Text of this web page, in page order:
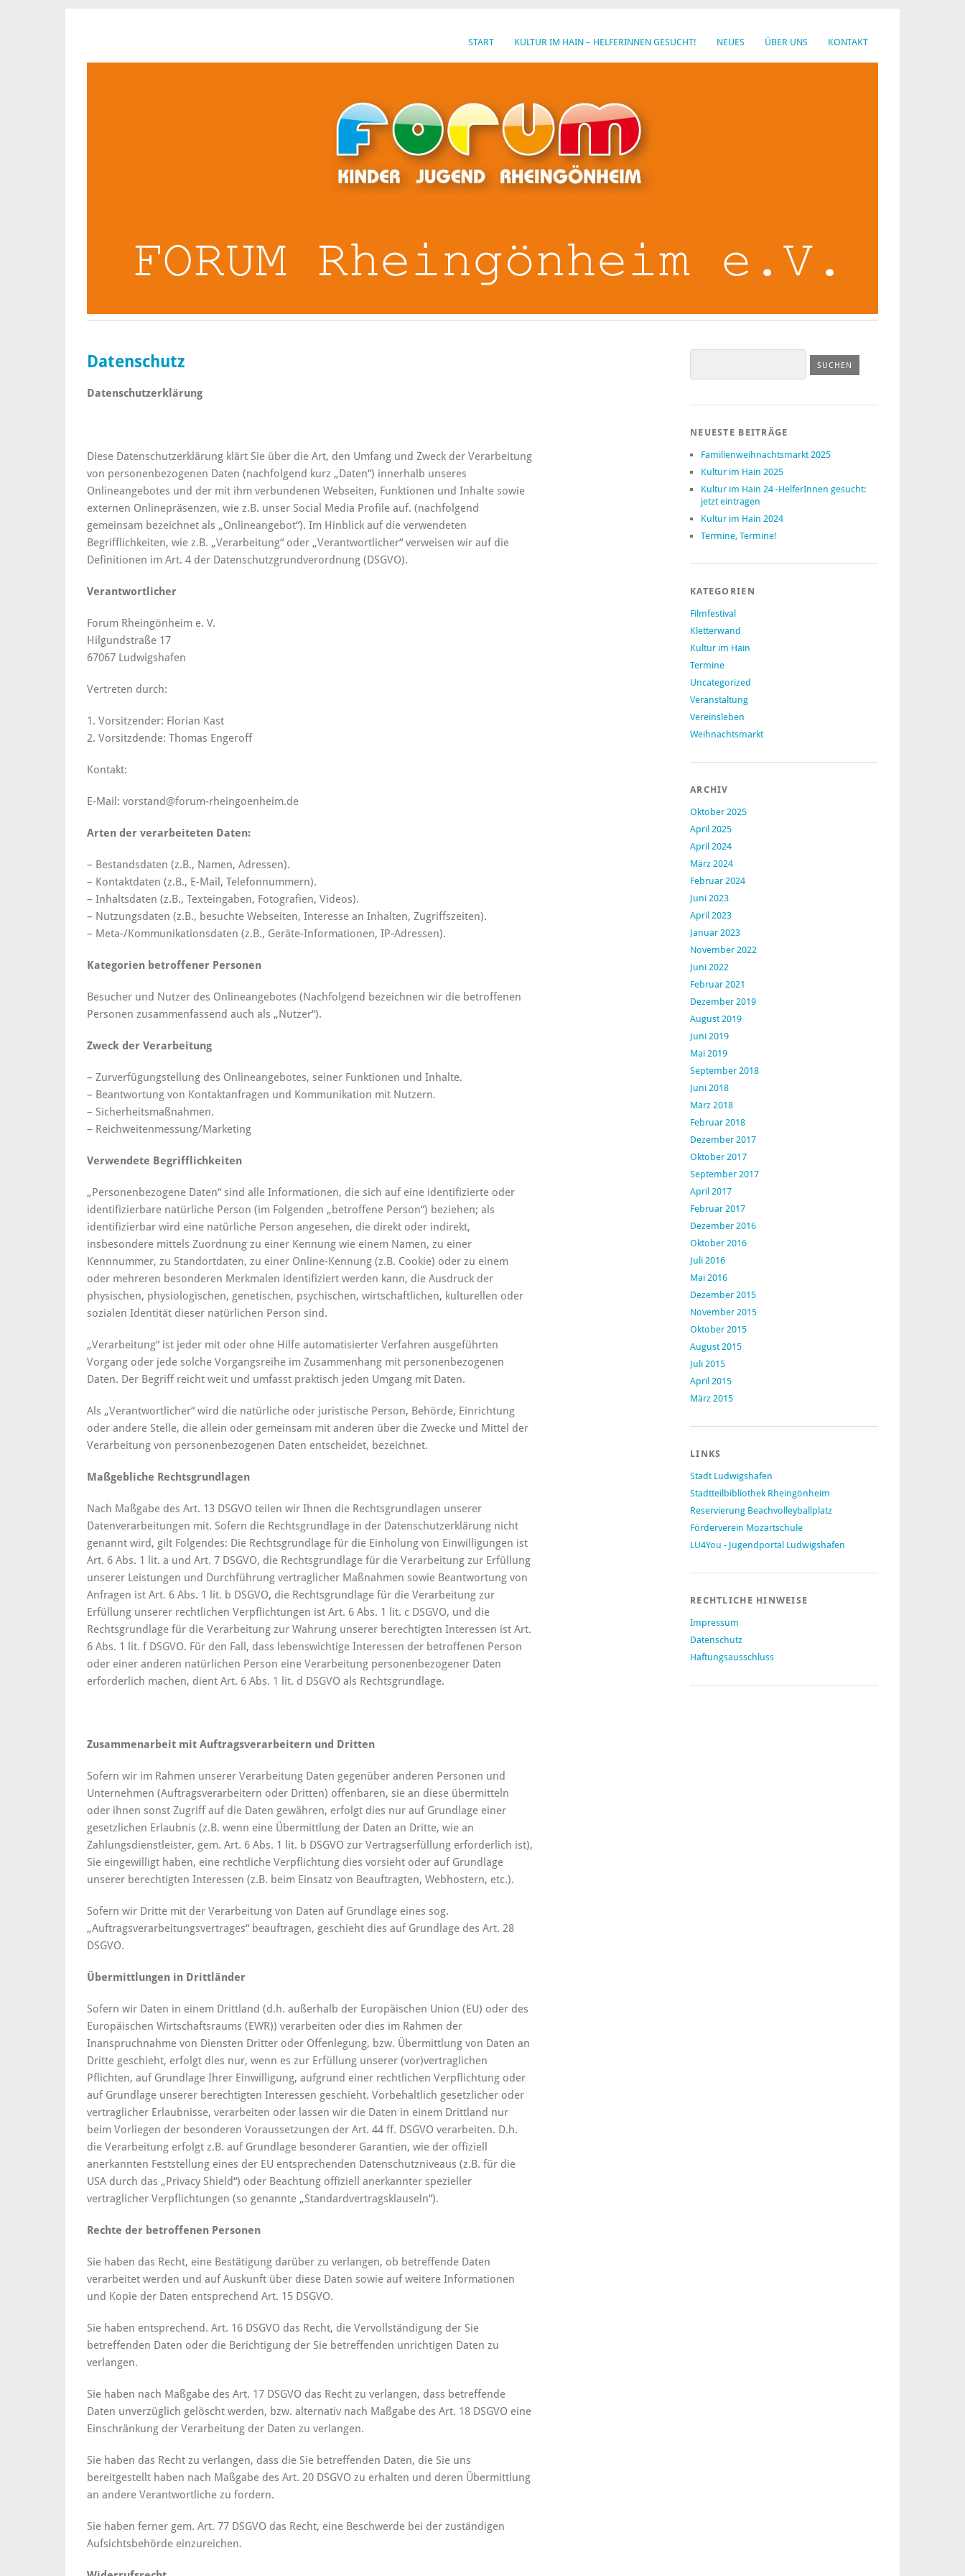
START KULTUR IM HAIN – HELFERINNEN GESUCHT! NEUES ÜBER UNS KONTAKT
Datenschutz
Datenschutzerklärung
Diese Datenschutzerklärung klärt Sie über die Art, den Umfang und Zweck der Verarbeitung
von personenbezogenen Daten (nachfolgend kurz „Daten“) innerhalb unseres
Onlineangebotes und der mit ihm verbundenen Webseiten, Funktionen und Inhalte sowie
externen Onlinepräsenzen, wie z.B. unser Social Media Profile auf. (nachfolgend
gemeinsam bezeichnet als „Onlineangebot“). Im Hinblick auf die verwendeten
Begrifflichkeiten, wie z.B. „Verarbeitung“ oder „Verantwortlicher“ verweisen wir auf die
Definitionen im Art. 4 der Datenschutzgrundverordnung (DSGVO).
Verantwortlicher
Forum Rheingönheim e. V.
Hilgundstraße 17
67067 Ludwigshafen
Vertreten durch:
1. Vorsitzender: Florian Kast
2. Vorsitzdende: Thomas Engeroff
Kontakt:
E-Mail: vorstand@forum-rheingoenheim.de
Arten der verarbeiteten Daten:
– Bestandsdaten (z.B., Namen, Adressen).
– Kontaktdaten (z.B., E-Mail, Telefonnummern).
– Inhaltsdaten (z.B., Texteingaben, Fotografien, Videos).
– Nutzungsdaten (z.B., besuchte Webseiten, Interesse an Inhalten, Zugriffszeiten).
– Meta-/Kommunikationsdaten (z.B., Geräte-Informationen, IP-Adressen).
Kategorien betroffener Personen
Besucher und Nutzer des Onlineangebotes (Nachfolgend bezeichnen wir die betroffenen
Personen zusammenfassend auch als „Nutzer“).
Zweck der Verarbeitung
– Zurverfügungstellung des Onlineangebotes, seiner Funktionen und Inhalte.
– Beantwortung von Kontaktanfragen und Kommunikation mit Nutzern.
– Sicherheitsmaßnahmen.
– Reichweitenmessung/Marketing
Verwendete Begrifflichkeiten
„Personenbezogene Daten“ sind alle Informationen, die sich auf eine identifizierte oder
identifizierbare natürliche Person (im Folgenden „betroffene Person“) beziehen; als
identifizierbar wird eine natürliche Person angesehen, die direkt oder indirekt,
insbesondere mittels Zuordnung zu einer Kennung wie einem Namen, zu einer
Kennnummer, zu Standortdaten, zu einer Online-Kennung (z.B. Cookie) oder zu einem
oder mehreren besonderen Merkmalen identifiziert werden kann, die Ausdruck der
physischen, physiologischen, genetischen, psychischen, wirtschaftlichen, kulturellen oder
sozialen Identität dieser natürlichen Person sind.
„Verarbeitung“ ist jeder mit oder ohne Hilfe automatisierter Verfahren ausgeführten
Vorgang oder jede solche Vorgangsreihe im Zusammenhang mit personenbezogenen
Daten. Der Begriff reicht weit und umfasst praktisch jeden Umgang mit Daten.
Als „Verantwortlicher“ wird die natürliche oder juristische Person, Behörde, Einrichtung
oder andere Stelle, die allein oder gemeinsam mit anderen über die Zwecke und Mittel der
Verarbeitung von personenbezogenen Daten entscheidet, bezeichnet.
Maßgebliche Rechtsgrundlagen
Nach Maßgabe des Art. 13 DSGVO teilen wir Ihnen die Rechtsgrundlagen unserer
Datenverarbeitungen mit. Sofern die Rechtsgrundlage in der Datenschutzerklärung nicht
genannt wird, gilt Folgendes: Die Rechtsgrundlage für die Einholung von Einwilligungen ist
Art. 6 Abs. 1 lit. a und Art. 7 DSGVO, die Rechtsgrundlage für die Verarbeitung zur Erfüllung
unserer Leistungen und Durchführung vertraglicher Maßnahmen sowie Beantwortung von
Anfragen ist Art. 6 Abs. 1 lit. b DSGVO, die Rechtsgrundlage für die Verarbeitung zur
Erfüllung unserer rechtlichen Verpflichtungen ist Art. 6 Abs. 1 lit. c DSGVO, und die
Rechtsgrundlage für die Verarbeitung zur Wahrung unserer berechtigten Interessen ist Art.
6 Abs. 1 lit. f DSGVO. Für den Fall, dass lebenswichtige Interessen der betroffenen Person
oder einer anderen natürlichen Person eine Verarbeitung personenbezogener Daten
erforderlich machen, dient Art. 6 Abs. 1 lit. d DSGVO als Rechtsgrundlage.
Zusammenarbeit mit Auftragsverarbeitern und Dritten
Sofern wir im Rahmen unserer Verarbeitung Daten gegenüber anderen Personen und
Unternehmen (Auftragsverarbeitern oder Dritten) offenbaren, sie an diese übermitteln
oder ihnen sonst Zugriff auf die Daten gewähren, erfolgt dies nur auf Grundlage einer
gesetzlichen Erlaubnis (z.B. wenn eine Übermittlung der Daten an Dritte, wie an
Zahlungsdienstleister, gem. Art. 6 Abs. 1 lit. b DSGVO zur Vertragserfüllung erforderlich ist),
Sie eingewilligt haben, eine rechtliche Verpflichtung dies vorsieht oder auf Grundlage
unserer berechtigten Interessen (z.B. beim Einsatz von Beauftragten, Webhostern, etc.).
Sofern wir Dritte mit der Verarbeitung von Daten auf Grundlage eines sog.
„Auftragsverarbeitungsvertrages“ beauftragen, geschieht dies auf Grundlage des Art. 28
DSGVO.
Übermittlungen in Drittländer
Sofern wir Daten in einem Drittland (d.h. außerhalb der Europäischen Union (EU) oder des
Europäischen Wirtschaftsraums (EWR)) verarbeiten oder dies im Rahmen der
Inanspruchnahme von Diensten Dritter oder Offenlegung, bzw. Übermittlung von Daten an
Dritte geschieht, erfolgt dies nur, wenn es zur Erfüllung unserer (vor)vertraglichen
Pflichten, auf Grundlage Ihrer Einwilligung, aufgrund einer rechtlichen Verpflichtung oder
auf Grundlage unserer berechtigten Interessen geschieht. Vorbehaltlich gesetzlicher oder
vertraglicher Erlaubnisse, verarbeiten oder lassen wir die Daten in einem Drittland nur
beim Vorliegen der besonderen Voraussetzungen der Art. 44 ff. DSGVO verarbeiten. D.h.
die Verarbeitung erfolgt z.B. auf Grundlage besonderer Garantien, wie der offiziell
anerkannten Feststellung eines der EU entsprechenden Datenschutzniveaus (z.B. für die
USA durch das „Privacy Shield“) oder Beachtung offiziell anerkannter spezieller
vertraglicher Verpflichtungen (so genannte „Standardvertragsklauseln“).
Rechte der betroffenen Personen
Sie haben das Recht, eine Bestätigung darüber zu verlangen, ob betreffende Daten
verarbeitet werden und auf Auskunft über diese Daten sowie auf weitere Informationen
und Kopie der Daten entsprechend Art. 15 DSGVO.
Sie haben entsprechend. Art. 16 DSGVO das Recht, die Vervollständigung der Sie
betreffenden Daten oder die Berichtigung der Sie betreffenden unrichtigen Daten zu
verlangen.
Sie haben nach Maßgabe des Art. 17 DSGVO das Recht zu verlangen, dass betreffende
Daten unverzüglich gelöscht werden, bzw. alternativ nach Maßgabe des Art. 18 DSGVO eine
Einschränkung der Verarbeitung der Daten zu verlangen.
Sie haben das Recht zu verlangen, dass die Sie betreffenden Daten, die Sie uns
bereitgestellt haben nach Maßgabe des Art. 20 DSGVO zu erhalten und deren Übermittlung
an andere Verantwortliche zu fordern.
Sie haben ferner gem. Art. 77 DSGVO das Recht, eine Beschwerde bei der zuständigen
Aufsichtsbehörde einzureichen.
NEUESTE BEITRÄGE
Familienweihnachtsmarkt 2025
Kultur im Hain 2025
Kultur im Hain 24 -HelferInnen gesucht:
jetzt eintragen
Kultur im Hain 2024
Termine, Termine!
KATEGORIEN
Filmfestival
Kletterwand
Kultur im Hain
Termine
Uncategorized
Veranstaltung
Vereinsleben
Weihnachtsmarkt
ARCHIV
Oktober 2025
April 2025
April 2024
März 2024
Februar 2024
Juni 2023
April 2023
Januar 2023
November 2022
Juni 2022
Februar 2021
Dezember 2019
August 2019
Juni 2019
Mai 2019
September 2018
Juni 2018
März 2018
Februar 2018
Dezember 2017
Oktober 2017
September 2017
April 2017
Februar 2017
Dezember 2016
Oktober 2016
Juli 2016
Mai 2016
Dezember 2015
November 2015
Oktober 2015
August 2015
Juli 2015
April 2015
März 2015
LINKS
Stadt Ludwigshafen
Stadtteilbibliothek Rheingönheim
Reservierung Beachvolleyballplatz
Förderverein Mozartschule
LU4You - Jugendportal Ludwigshafen
RECHTLICHE HINWEISE
Impressum
Datenschutz
Haftungsausschluss